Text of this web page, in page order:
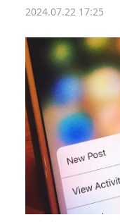
2024.07.22 17:25